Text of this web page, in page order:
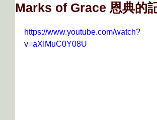
Marks of Grace 恩典的
https://www.youtube.com/watch?
v=aXIMuC0Y08U